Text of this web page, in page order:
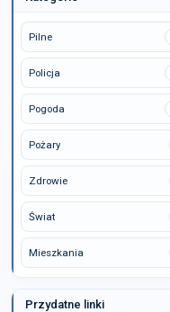
Pilne
Policja
Pogoda
Pożary
Zdrowie
Świat
Mieszkania
Przydatne linki